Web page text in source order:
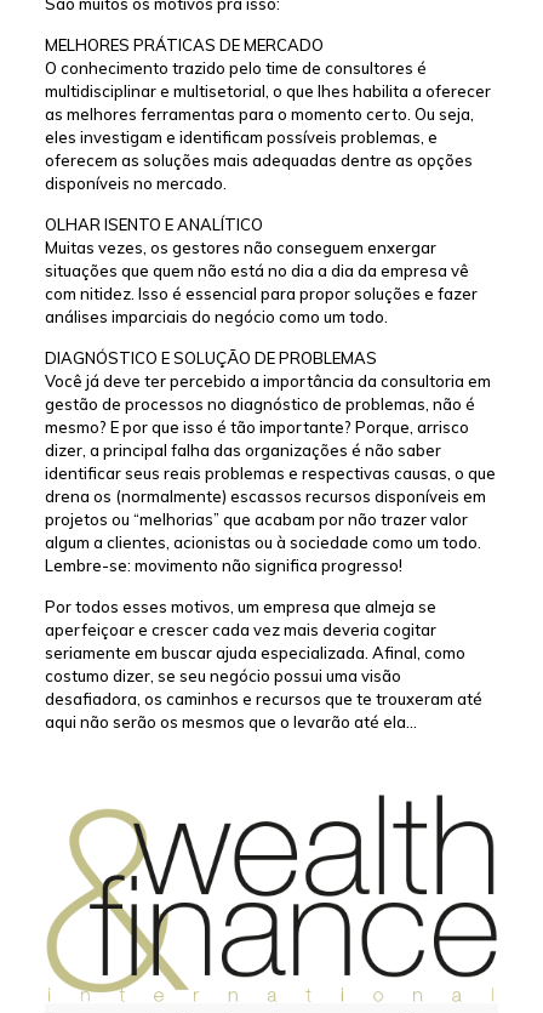
São muitos os motivos pra isso:
MELHORES PRÁTICAS DE MERCADO
O conhecimento trazido pelo time de consultores é
multidisciplinar e multisetorial, o que lhes habilita a oferecer
as melhores ferramentas para o momento certo. Ou seja,
eles investigam e identificam possíveis problemas, e
oferecem as soluções mais adequadas dentre as opções
disponíveis no mercado.
OLHAR ISENTO E ANALÍTICO
Muitas vezes, os gestores não conseguem enxergar
situações que quem não está no dia a dia da empresa vê
com nitidez. Isso é essencial para propor soluções e fazer
análises imparciais do negócio como um todo.
DIAGNÓSTICO E SOLUÇÃO DE PROBLEMAS
Você já deve ter percebido a importância da consultoria em
gestão de processos no diagnóstico de problemas, não é
mesmo? E por que isso é tão importante? Porque, arrisco
dizer, a principal falha das organizações é não saber
identificar seus reais problemas e respectivas causas, o que
drena os (normalmente) escassos recursos disponíveis em
projetos ou “melhorias” que acabam por não trazer valor
algum a clientes, acionistas ou à sociedade como um todo.
Lembre-se: movimento não significa progresso!
Por todos esses motivos, um empresa que almeja se
aperfeiçoar e crescer cada vez mais deveria cogitar
seriamente em buscar ajuda especializada. Afinal, como
costumo dizer, se seu negócio possui uma visão
desafiadora, os caminhos e recursos que te trouxeram até
aqui não serão os mesmos que o levarão até ela…